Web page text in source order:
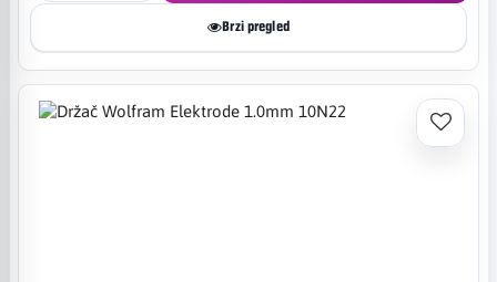
Brzi pregled